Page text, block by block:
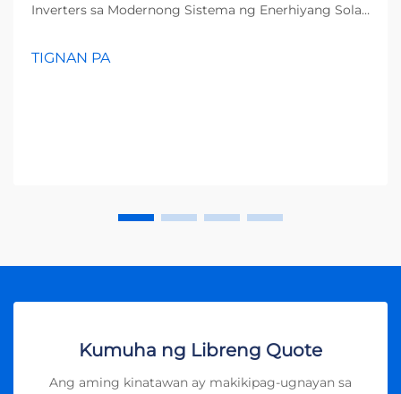
Inverters sa Modernong Sistema ng Enerhiyang Solar
kuryente, at nasa gitna ng pagbabagong ito ay ang
TIGNAN PA
Kumuha ng Libreng Quote
Ang aming kinatawan ay makikipag-ugnayan sa